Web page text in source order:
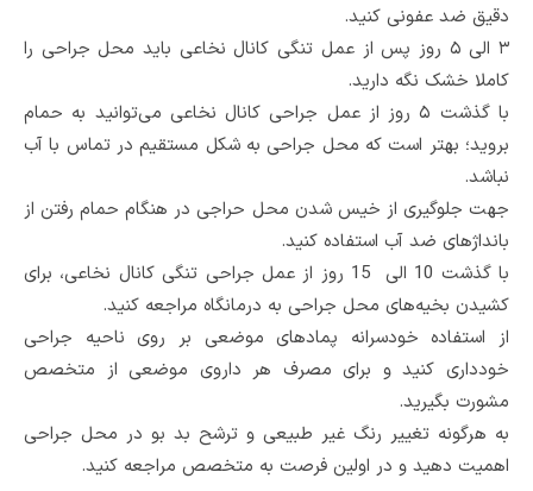
دقیق ضد عفونی کنید‌.
۳ الی ۵ روز پس از عمل تنگی کانال نخاعی باید محل جراحی را
کاملا خشک‌ نگه دارید.
با گذشت ۵ روز از عمل جراحی کانال نخاعی می‌توانید به حمام
بروید؛ بهتر است که محل جراحی به شکل مستقیم در تماس با آب
نباشد.
جهت جلوگیری از خیس شدن محل حراجی در هنگام حمام رفتن از
بانداژهای ضد آب استفاده کنید.
با گذشت 10 الی 15 روز از عمل جراحی تنگی کانال نخاعی، برای
کشیدن بخیه‌های محل جراحی به درمانگاه مراجعه کنید.
از استفاده خودسرانه پمادهای موضعی بر روی ناحیه جراحی
خودداری کنید و برای مصرف هر داروی موضعی از متخصص
مشورت بگیرید.
به هرگونه تغییر رنگ غیر طبیعی و ترشح بد بو در محل جراحی
اهمیت دهید و در اولین فرصت به متخصص مراجعه کنید.